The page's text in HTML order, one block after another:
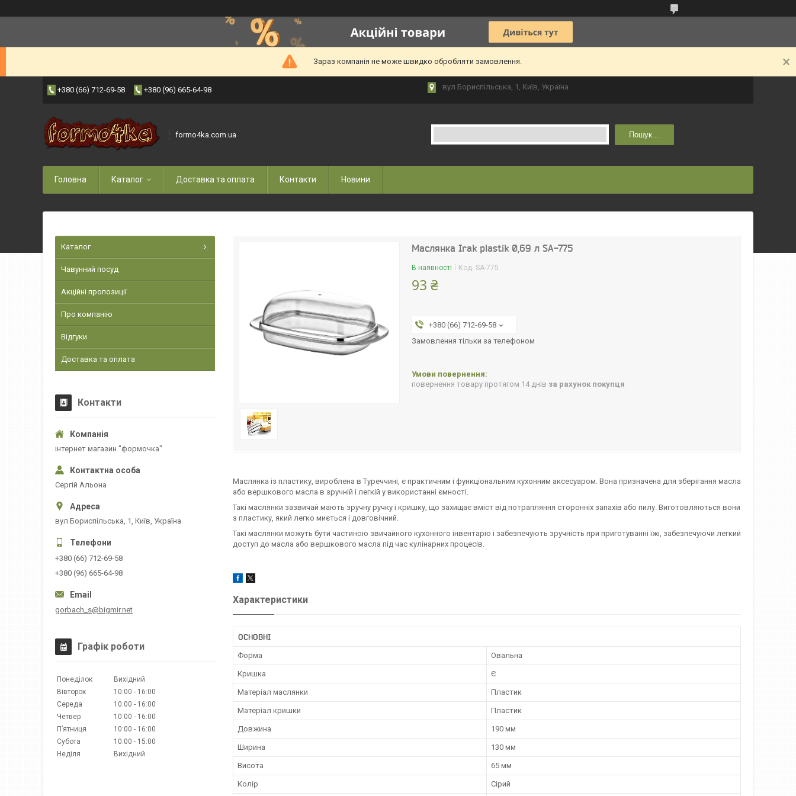
Зараз компанія не може швидко обробляти замовлення.
+380 (66) 712-69-58 +380 (96) 665-64-98 вул Бориспільська, 1, Київ, Україна
formo4ka.com.ua Пошук...
Головна Каталог Доставка та оплата Контакти Новини
Маслянка Irak plastik 0,69 л SA-775
В наявності Код: SA-775
93 ₴
+380 (66) 712-69-58
Замовлення тільки за телефоном
повернення товару протягом 14 днів за рахунок покупця
Маслянка із пластику, вироблена в Туреччині, є практичним і функціональним кухонним аксесуаром. Вона призначена для зберігання масла
або вершкового масла в зручній і легкій у використанні ємності.
Такі маслянки зазвичай мають зручну ручку і кришку, що захищає вміст від потрапляння сторонніх запахів або пилу. Виготовляються вони
з пластику, який легко миється і довговічний.
Такі маслянки можуть бути частиною звичайного кухонного інвентарю і забезпечують зручність при приготуванні їжі, забезпечуючи легкий
доступ до масла або вершкового масла під час кулінарних процесів.
Характеристики
ОСНОВНІ
Форма Овальна
Кришка Є
Матеріал маслянки Пластик
Матеріал кришки Пластик
Довжина 190 мм
Ширина 130 мм
Висота 65 мм
Колір Сірий
Каталог
Чавунний посуд
Акційні пропозиції
Про компанію
Відгуки
Доставка та оплата
Контакти
інтернет магазин "формочка"
Сергій Альона
вул Бориспільська, 1, Київ, Україна
+380 (66) 712-69-58
+380 (96) 665-64-98
gorbach_s@bigmir.net
Графік роботи
Понеділок
Вихідний
Вівторок
10:00
16:00
Середа
10:00
16:00
Четвер
10:00
16:00
Пʼятниця
10:00
16:00
Субота
10:00
15:00
Неділя
Вихідний